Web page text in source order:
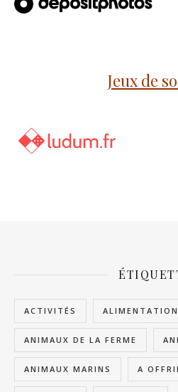
Jeux de
ACTIVITÉS ALIMENTATION
ANIMAUX DE LA FERME
ANIMAUX MARINS A